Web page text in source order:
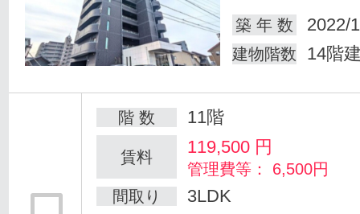
築 年 数
2022/
建物階数 14階
階 数 11階
賃料 119,500 円
管理費等： 6,500円
間取り
3LDK